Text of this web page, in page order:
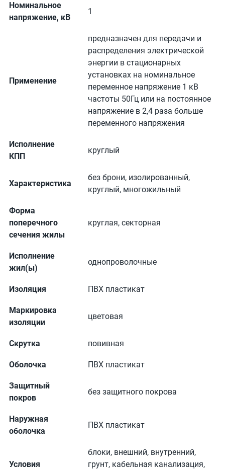
Номинальное
напряжение, кВ
1
Применение
предназначен для передачи и
распределения электрической
энергии в стационарных
установках на номинальное
переменное напряжение 1 кВ
частоты 50Гц или на постоянное
напряжение в 2,4 раза больше
переменного напряжения
Исполнение
КПП
круглый
Характеристика
без брони, изолированный,
круглый, многожильный
Форма
поперечного
сечения жилы
круглая, секторная
Исполнение
жил(ы)
однопроволочные
Изоляция ПВХ пластикат
Маркировка
изоляции
цветовая
Скрутка повивная
Оболочка ПВХ пластикат
Защитный
покров
без защитного покрова
Наружная
оболочка
ПВХ пластикат
Условия
блоки, внешний, внутренний,
грунт, кабельная канализация,